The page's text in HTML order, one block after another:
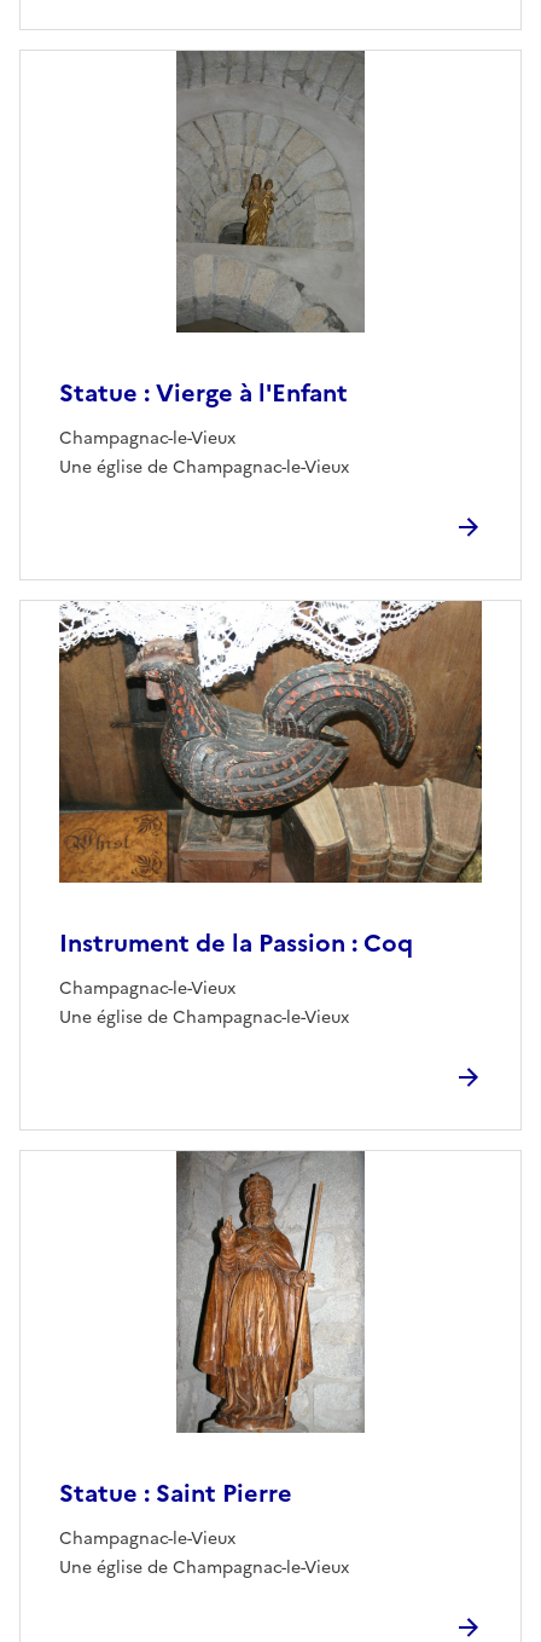
Statue : Vierge à l'Enfant
Champagnac-le-Vieux
Une église de Champagnac-le-Vieux
Instrument de la Passion : Coq
Champagnac-le-Vieux
Une église de Champagnac-le-Vieux
Statue : Saint Pierre
Champagnac-le-Vieux
Une église de Champagnac-le-Vieux